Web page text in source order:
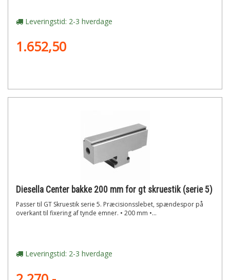
Leveringstid: 2-3 hverdage
1.652,50
Diesella Center bakke 200 mm for gt skruestik (serie 5)
Passer til GT Skruestik serie 5. Præcisionsslebet, spændespor på
overkant til fixering af tynde emner. • 200 mm •...
Leveringstid: 2-3 hverdage